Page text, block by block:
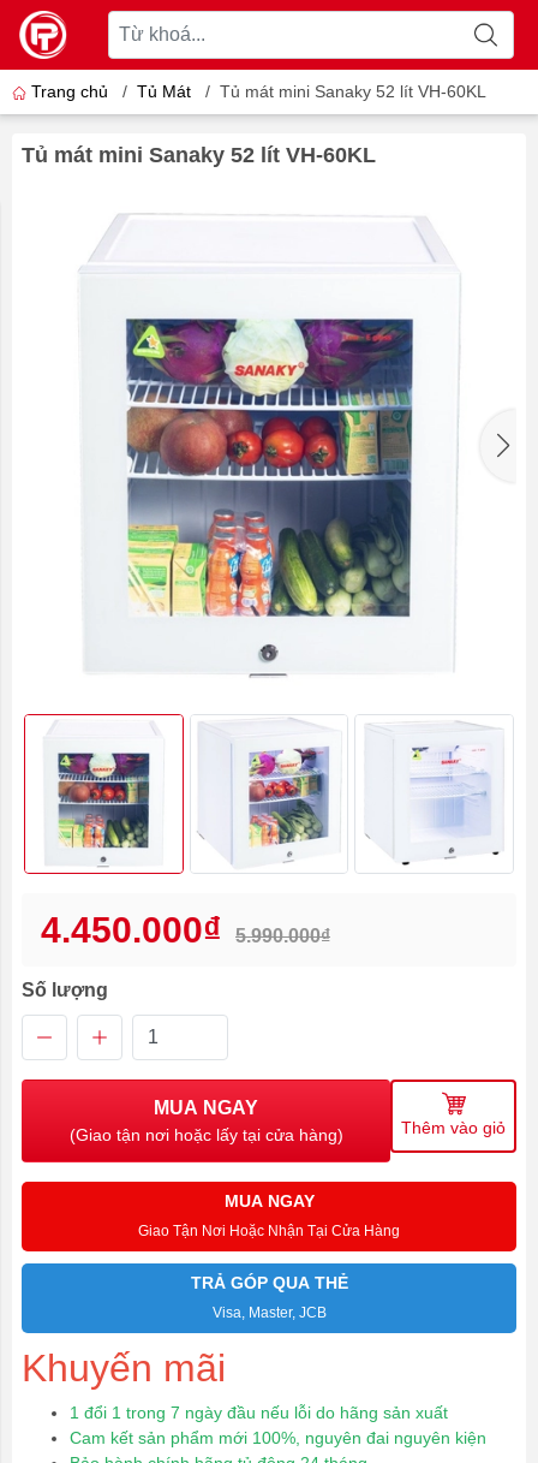
Trang chủ / Tủ Mát / Tủ mát mini Sanaky 52 lít VH-60KL
Tủ mát mini Sanaky 52 lít VH-60KL
4.450.000₫ 5.990.000₫
Số lượng
MUA NGAY
(Giao tận nơi hoặc lấy tại cửa hàng) Thêm vào giỏ
MUA NGAY
Giao Tận Nơi Hoặc Nhận Tại Cửa Hàng
TRẢ GÓP QUA THẺ
Visa, Master, JCB
Khuyến mãi
1 đổi 1 trong 7 ngày đầu nếu lỗi do hãng sản xuất
Cam kết sản phẩm mới 100%, nguyên đai nguyên kiện